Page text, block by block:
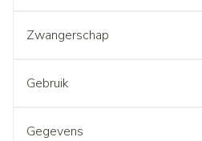
Zwangerschap
Gebruik
Gegevens